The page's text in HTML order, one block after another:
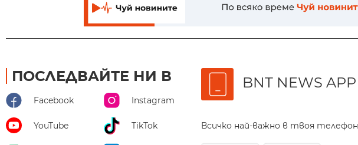
ПОСЛЕДВАЙТЕ НИ В
Facebook Instagram
YouTube TikTok
BNT NEWS APP
Всичко най-важно в твоя телефон